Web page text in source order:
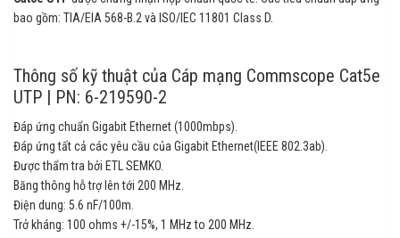
bao gồm: TIA/EIA 568-B.2 và ISO/IEC 11801 Class D.
Thông số kỹ thuật của Cáp mạng Commscope Cat5e
UTP | PN: 6-219590-2
Đáp ứng chuẩn Gigabit Ethernet (1000mbps).
Đáp ứng tất cả các yêu cầu của Gigabit Ethernet(IEEE 802.3ab).
Được thẩm tra bởi ETL SEMKO.
Băng thông hỗ trợ lên tới 200 MHz.
Điện dung: 5.6 nF/100m.
Trở kháng: 100 ohms +/-15%, 1 MHz to 200 MHz.